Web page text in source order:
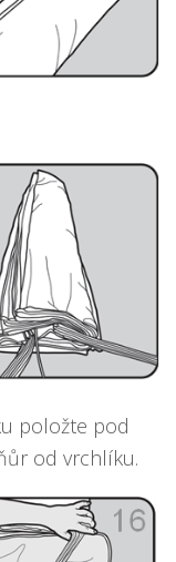
položte pod
od vrchlíku.